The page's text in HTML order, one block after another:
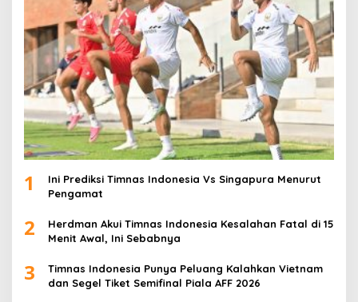
1
Ini Prediksi Timnas Indonesia Vs Singapura Menurut
Pengamat
2
Herdman Akui Timnas Indonesia Kesalahan Fatal di 15
Menit Awal, Ini Sebabnya
3
Timnas Indonesia Punya Peluang Kalahkan Vietnam
dan Segel Tiket Semifinal Piala AFF 2026